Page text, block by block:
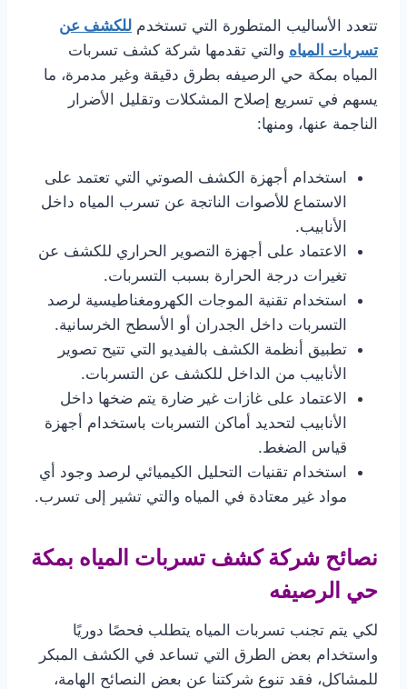
تتعدد الأساليب المتطورة التي تستخدم للكشف عن
تسربات المياه والتي تقدمها شركة كشف تسربات
المياه بمكة حي الرصيفه بطرق دقيقة وغير مدمرة، ما
يسهم في تسريع إصلاح المشكلات وتقليل الأضرار
الناجمة عنها، ومنها:
استخدام أجهزة الكشف الصوتي التي تعتمد على
الاستماع للأصوات الناتجة عن تسرب المياه داخل
الأنابيب.
الاعتماد على أجهزة التصوير الحراري للكشف عن
تغيرات درجة الحرارة بسبب التسربات.
استخدام تقنية الموجات الكهرومغناطيسية لرصد
التسربات داخل الجدران أو الأسطح الخرسانية.
تطبيق أنظمة الكشف بالفيديو التي تتيح تصوير
الأنابيب من الداخل للكشف عن التسربات.
الاعتماد على غازات غير ضارة يتم ضخها داخل
الأنابيب لتحديد أماكن التسربات باستخدام أجهزة
قياس الضغط.
استخدام تقنيات التحليل الكيميائي لرصد وجود أي
مواد غير معتادة في المياه والتي تشير إلى تسرب.
نصائح شركة كشف تسربات المياه بمكة
حي الرصيفه
لكي يتم تجنب تسربات المياه يتطلب فحصًا دوريًا
واستخدام بعض الطرق التي تساعد في الكشف المبكر
للمشاكل، فقد تنوع شركتنا عن بعض النصائح الهامة،